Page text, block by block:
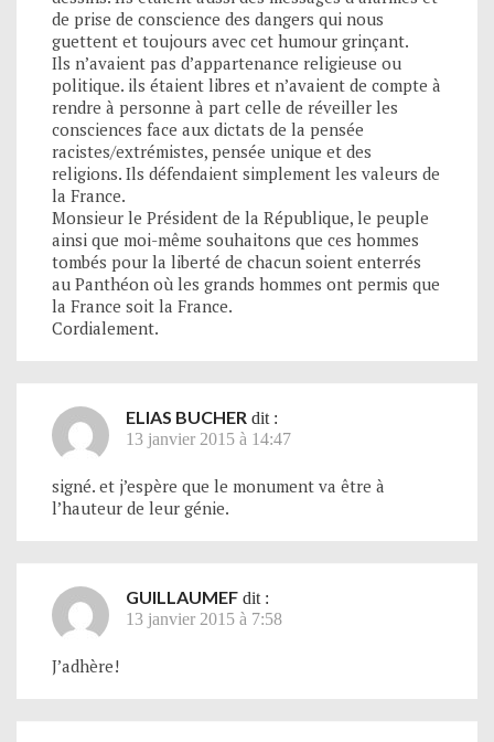
de prise de conscience des dangers qui nous
guettent et toujours avec cet humour grinçant.
Ils n’avaient pas d’appartenance religieuse ou
politique. ils étaient libres et n’avaient de compte à
rendre à personne à part celle de réveiller les
consciences face aux dictats de la pensée
racistes/extrémistes, pensée unique et des
religions. Ils défendaient simplement les valeurs de
la France.
Monsieur le Président de la République, le peuple
ainsi que moi-même souhaitons que ces hommes
tombés pour la liberté de chacun soient enterrés
au Panthéon où les grands hommes ont permis que
la France soit la France.
Cordialement.
ELIAS BUCHER dit :
13 janvier 2015 à 14:47
signé. et j’espère que le monument va être à
l’hauteur de leur génie.
GUILLAUMEF dit :
13 janvier 2015 à 7:58
J’adhère!